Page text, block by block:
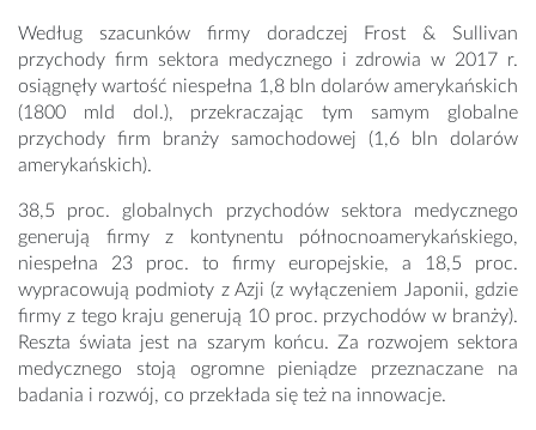
Według szacunków firmy doradczej Frost & Sullivan
przychody firm sektora medycznego i zdrowia w 2017 r.
osiągnęły wartość niespełna 1,8 bln dolarów amerykańskich
(1800 mld dol.), przekraczając tym samym globalne
przychody firm branży samochodowej (1,6 bln dolarów
amerykańskich).
38,5 proc. globalnych przychodów sektora medycznego
generują firmy z kontynentu północnoamerykańskiego,
niespełna 23 proc. to firmy europejskie, a 18,5 proc.
wypracowują podmioty z Azji (z wyłączeniem Japonii, gdzie
firmy z tego kraju generują 10 proc. przychodów w branży).
Reszta świata jest na szarym końcu. Za rozwojem sektora
medycznego stoją ogromne pieniądze przeznaczane na
badania i rozwój, co przekłada się też na innowacje.